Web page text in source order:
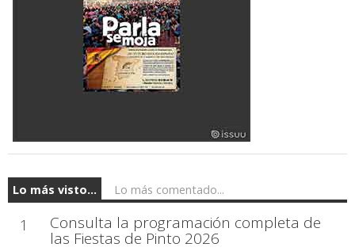
Lo más visto... Lo más comentado...
1 Consulta la programación completa de
las Fiestas de Pinto 2026